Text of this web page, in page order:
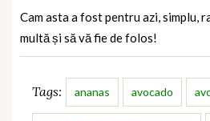
Cam asta a fost pentru azi, simplu,
multă și să vă fie de folos!
Tags: ananas avocado